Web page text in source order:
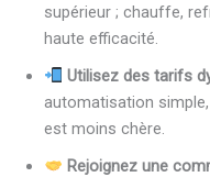
supérieur ; chauffe,
haute efficacité.
Utilisez des tarifs
automatisation
est moins chère.
Rejoignez une